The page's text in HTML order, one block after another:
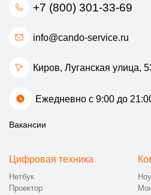
+7 (800) 301-33-69
info@cando-service.ru
Киров, Луганская улица,
Ежедневно с 9:00 до
Вакансии
Цифровая техника
Нетбук
Проектор